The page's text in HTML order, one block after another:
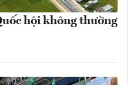
hội không thường